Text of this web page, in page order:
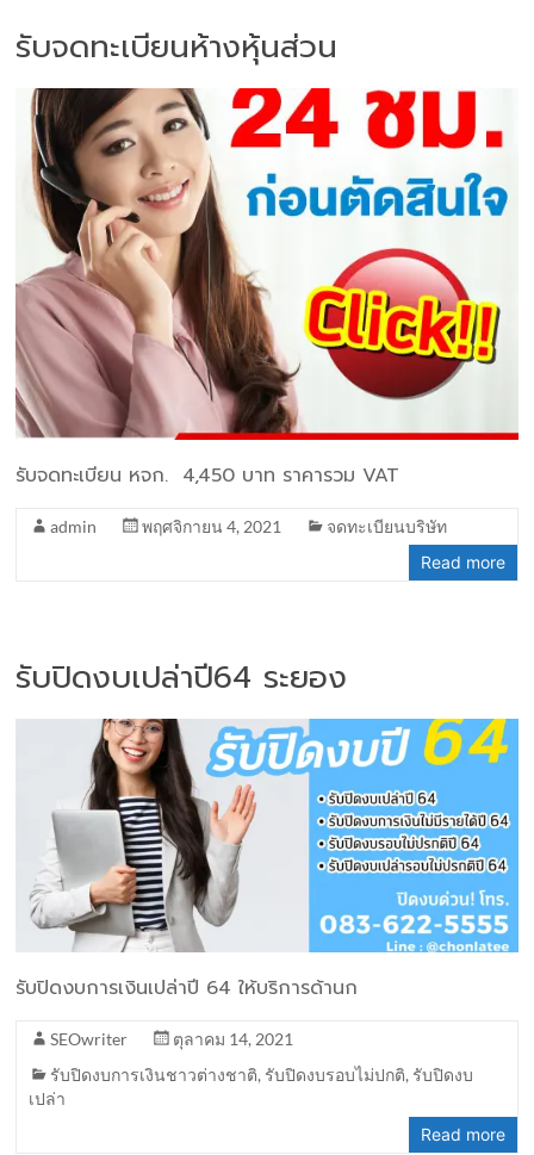
รับจดทะเบียนห้างหุ้นส่วน
รับจดทะเบียน หจก. 4,450 บาท ราคารวม VAT
admin พฤศจิกายน 4, 2021
จดทะเบียนบริษัท
Read more
รับปิดงบเปล่าปี64 ระยอง
รับปิดงบการเงินเปล่าปี 64 ให้บริการด้านก
SEOwriter
ตุลาคม 14, 2021
รับปิดงบการเงินชาวต่างชาติ, รับปิดงบรอบไม่ปกติ, รับปิดงบ
เปล่า
Read more